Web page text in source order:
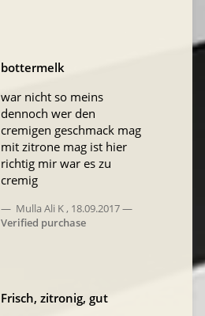
bottermelk
war nicht so meins
dennoch wer den
cremigen geschmack mag
mit zitrone mag ist hier
richtig mir war es zu
cremig
Mulla Ali K, 18.09.2017
Verified purchase
Frisch, zitronig, gut